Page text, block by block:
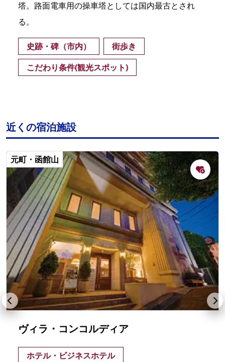
塔。路面電車用の操車塔としては国内最古とされ
る。
史跡・碑（市内）
街歩き
こだわり条件(観光スポット)
近くの宿泊施設
元町・函館山
ヴィラ・コンコルディア
ホテル・ビジネスホテル